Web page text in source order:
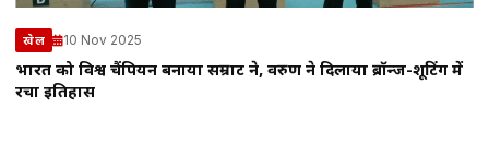
खेल 10 Nov 2025
भारत को विश्व चैंपियन बनाया सम्राट ने, वरुण ने दिलाया ब्रॉन्ज-शूटिंग में
रचा इतिहास